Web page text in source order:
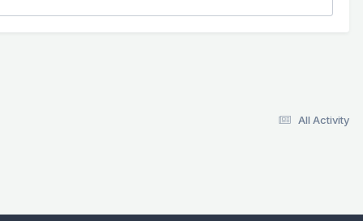
All Activity